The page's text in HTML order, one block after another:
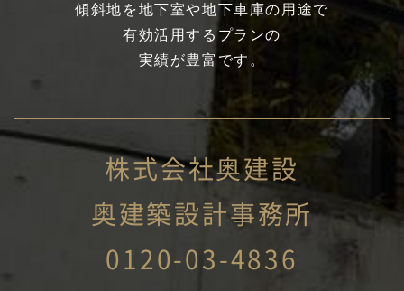
傾斜地を地下室や地下車庫の用途で
有効活用するプランの
実績が豊富です。
株式会社奥建設
奥建築設計事務所
0120-03-4836